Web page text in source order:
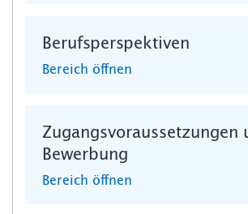
Berufsperspektiven
Bereich öffnen
Zugangsvoraussetzungen
Bewerbung
Bereich öffnen